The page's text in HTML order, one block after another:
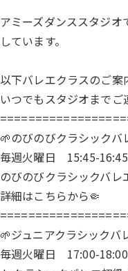
アミーズダンススタジ
しています。
以下バレエクラスのご案
いつでもスタジオまでご
🌱のびのびクラシックバ
毎週火曜日 15:45-16:45
のびのびクラシックバレ
詳細はこちらから🤏
🌱ジュニアクラシックバ
毎週火曜日 17:00-18:00